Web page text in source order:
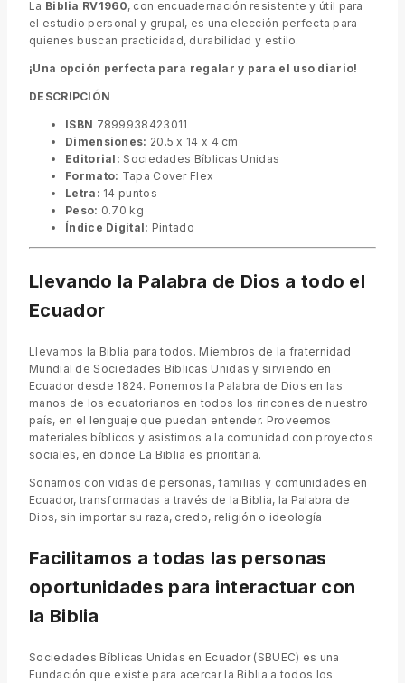
La Biblia RV1960, con encuadernación resistente y útil para
el estudio personal y grupal, es una elección perfecta para
quienes buscan practicidad, durabilidad y estilo.
¡Una opción perfecta para regalar y para el uso diario!
DESCRIPCIÓN
ISBN 7899938423011
Dimensiones: 20.5 x 14 x 4 cm
Editorial: Sociedades Bíblicas Unidas
Formato: Tapa Cover Flex
Letra: 14 puntos
Peso: 0.70 kg
Índice Digital: Pintado
Llevando la Palabra de Dios a todo el
Ecuador
Llevamos la Biblia para todos. Miembros de la fraternidad
Mundial de Sociedades Bíblicas Unidas y sirviendo en
Ecuador desde 1824. Ponemos la Palabra de Dios en las
manos de los ecuatorianos en todos los rincones de nuestro
país, en el lenguaje que puedan entender. Proveemos
materiales bíblicos y asistimos a la comunidad con proyectos
sociales, en donde La Biblia es prioritaria.
Soñamos con vidas de personas, familias y comunidades en
Ecuador, transformadas a través de la Biblia, la Palabra de
Dios, sin importar su raza, credo, religión o ideología
Facilitamos a todas las personas
oportunidades para interactuar con
la Biblia
Sociedades Bíblicas Unidas en Ecuador (SBUEC) es una
Fundación que existe para acercar la Biblia a todos los